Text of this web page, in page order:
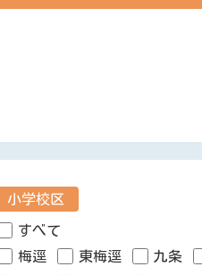
小学校区
すべて
梅逕
東梅逕
九条